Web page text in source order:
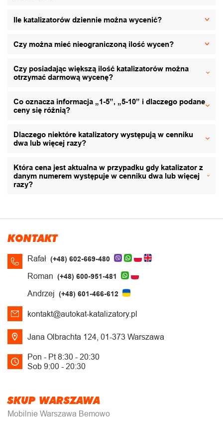
Ile katalizatorów dziennie można wycenić?
Czy można mieć nieograniczoną ilość wycen?
Czy posiadając większą ilość katalizatorów można
otrzymać darmową wycenę?
Co oznacza informacja „1-5”, „5-10” i dlaczego podane
ceny się różnią?
Dlaczego niektóre katalizatory występują w cenniku
dwa lub więcej razy?
Która cena jest aktualna w przypadku gdy katalizator z
danym numerem występuje w cenniku dwa lub więcej
razy?
KONTAKT
Rafał (+48) 602-669-480
Roman (+48) 600-951-481
Andrzej (+48) 601-466-612
kontakt@autokat-katalizatory.pl
Jana Olbrachta 124, 01-373 Warszawa
Pon - Pt 8:30 - 20:30
Sob 9:00 - 20:30
SKUP WARSZAWA
Mobilnie Warszawa Bemowo